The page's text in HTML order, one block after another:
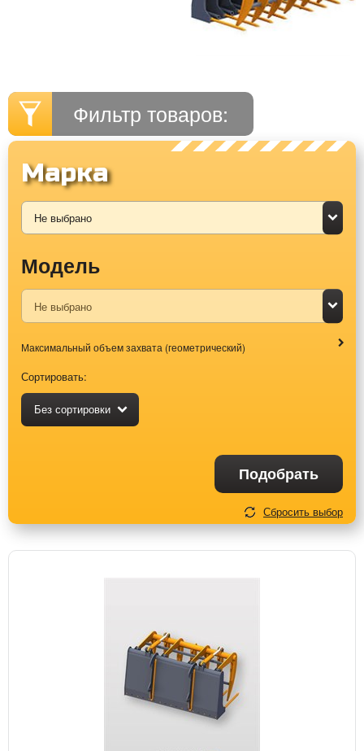
Фильтр товаров:
Марка
Модель
Максимальный объем захвата (геометрический)
Сортировать:
Без сортировки
Подобрать
Сбросить выбор